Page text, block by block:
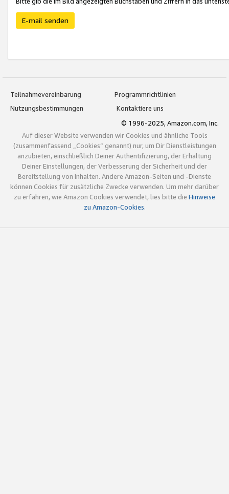
E-mail senden
Teilnahmevereinbarung
Programmrichtlinien
Nutzungsbestimmungen
Kontaktiere uns
© 1996-2025, Amazon.com, Inc.
Auf dieser Website verwenden wir Cookies und ähnliche Tools
(zusammenfassend „Cookies“ genannt) nur, um Dir Dienstleistungen
anzubieten, einschließlich Deiner Authentifizierung, der Erhaltung
Deiner Einstellungen, der Verbesserung der Sicherheit und der
Bereitstellung von Inhalten. Andere Amazon-Seiten und -Dienste
können Cookies für zusätzliche Zwecke verwenden. Um mehr darüber
zu erfahren, wie Amazon Cookies verwendet, lies bitte die Hinweise
zu Amazon-Cookies.